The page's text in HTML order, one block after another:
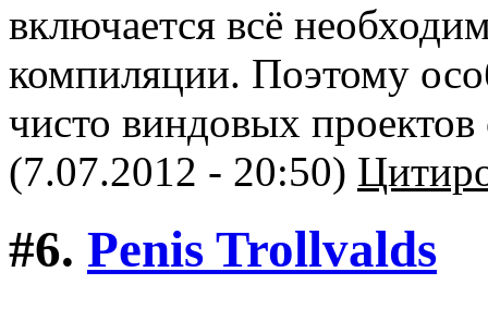
включается всё
компиляции. Поэтому
чисто виндовых
(7.07.2012 - 20:50)
#6. Penis Trollvalds